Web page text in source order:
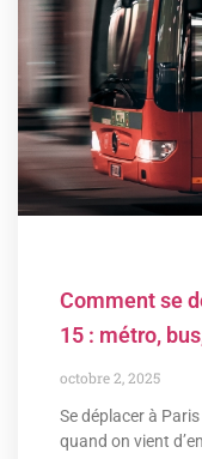
Comment se
15 : métro,
octobre 2, 2025
Se déplacer à
quand on vient